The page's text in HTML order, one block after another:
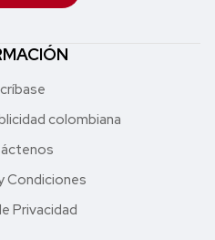
colombiana
Condiciones
Privacidad